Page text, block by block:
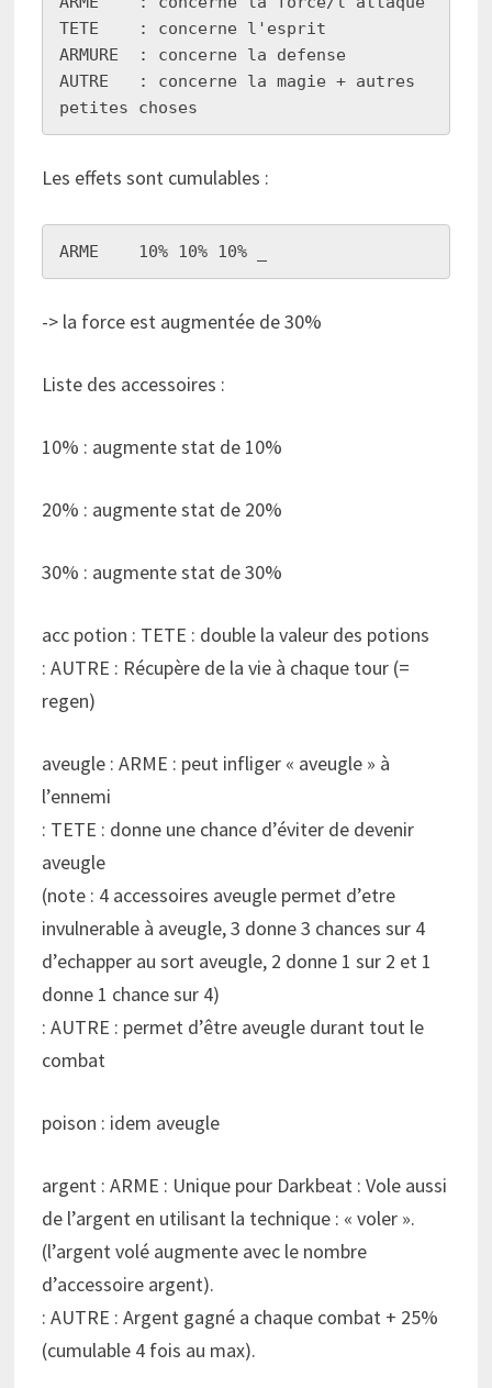
TETE    : concerne l'esprit
ARMURE  : concerne la defense
AUTRE   : concerne la magie + autres
petites choses
Les effets sont cumulables :
ARME    10% 10% 10% _
-> la force est augmentée de 30%
Liste des accessoires :
10% : augmente stat de 10%
20% : augmente stat de 20%
30% : augmente stat de 30%
acc potion : TETE : double la valeur des potions
: AUTRE : Récupère de la vie à chaque tour (=
regen)
aveugle : ARME : peut infliger « aveugle » à
l’ennemi
: TETE : donne une chance d’éviter de devenir
aveugle
(note : 4 accessoires aveugle permet d’etre
invulnerable à aveugle, 3 donne 3 chances sur 4
d’echapper au sort aveugle, 2 donne 1 sur 2 et 1
donne 1 chance sur 4)
: AUTRE : permet d’être aveugle durant tout le
combat
poison : idem aveugle
argent : ARME : Unique pour Darkbeat : Vole aussi
de l’argent en utilisant la technique : « voler ».
(l’argent volé augmente avec le nombre
d’accessoire argent).
: AUTRE : Argent gagné a chaque combat + 25%
(cumulable 4 fois au max).